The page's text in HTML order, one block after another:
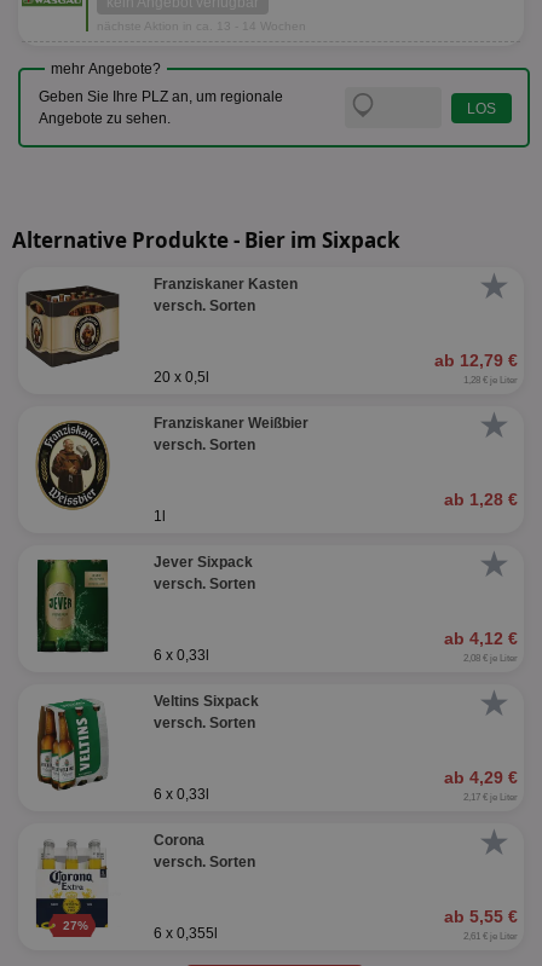
nächste Aktion in ca. 13 - 14 Wochen
mehr Angebote?
Geben Sie Ihre PLZ an, um regionale
Angebote zu sehen.
Alternative Produkte - Bier im Sixpack
★
Franziskaner Kasten
versch. Sorten
ab 12,79 €
20 x 0,5l 1,28 € je Liter
★
Franziskaner Weißbier
versch. Sorten
ab 1,28 €
1l
★
Jever Sixpack
versch. Sorten
ab 4,12 €
6 x 0,33l 2,08 € je Liter
★
Veltins Sixpack
versch. Sorten
ab 4,29 €
6 x 0,33l 2,17 € je Liter
★
27%
Corona
versch. Sorten
ab 5,55 €
6 x 0,355l 2,61 € je Liter